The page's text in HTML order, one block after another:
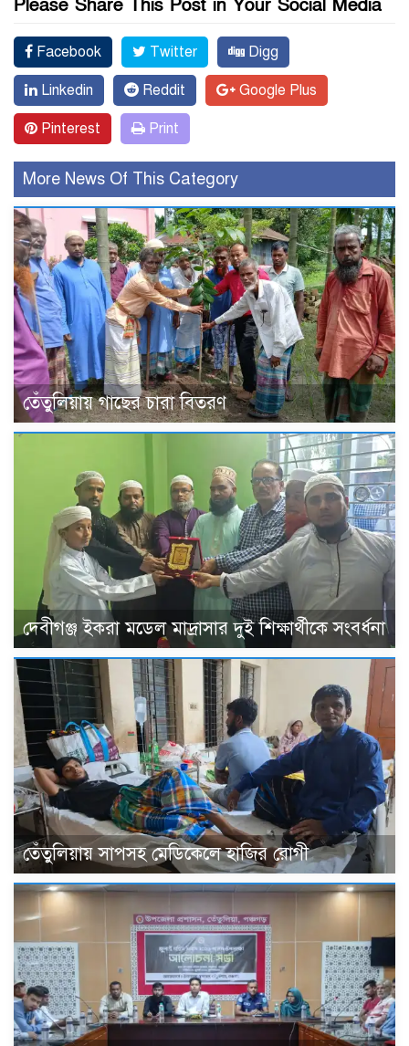
Please Share This Post in Your Social Media
Facebook Twitter Digg
Linkedin Reddit Google Plus
Pinterest Print
More News Of This Category
তেঁতুলিয়ায় গাছের চারা বিতরণ
দেবীগঞ্জ ইকরা মডেল মাদ্রাসার দুই শিক্ষার্থীকে সংবর্ধনা
তেঁতুলিয়ায় সাপসহ মেডিকেলে হাজির রোগী